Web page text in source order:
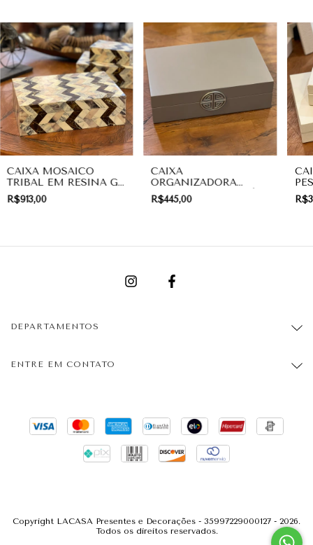
CAIXA MOSAICO
TRIBAL EM RESINA G |
DECORAÇÃO
R$913,00
CAIXA
ORGANIZADORA
MEDALHÃO FENDI |
DECORAÇÃO
R$445,00
DEPARTAMENTOS
ENTRE EM CONTATO
Copyright LACASA Presentes e Decorações - 35997229000127 - 2026.
Todos os direitos reservados.